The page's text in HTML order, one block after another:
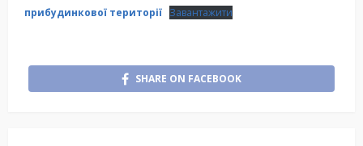
прибудинкової території Завантажити
SHARE ON FACEBOOK